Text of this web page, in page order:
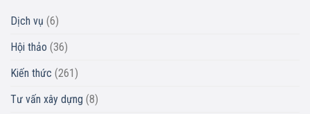
Dịch vụ (6)
Hội thảo (36)
Kiến thức (261)
Tư vấn xây dựng (8)